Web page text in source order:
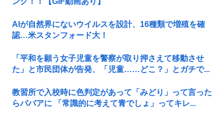
AIが自然界にないウイルスを設計、16種類で増殖を確
認…米スタンフォード大！
「平和を願う女子児童を警察が取り押さえて移動させ
た」と市民団体が告発、「児童……どこ？」とガチで...
教習所で入校時に色判定があって「みどり」って言った
らババアに 「常識的に考えて青でしょ」ってキレ...